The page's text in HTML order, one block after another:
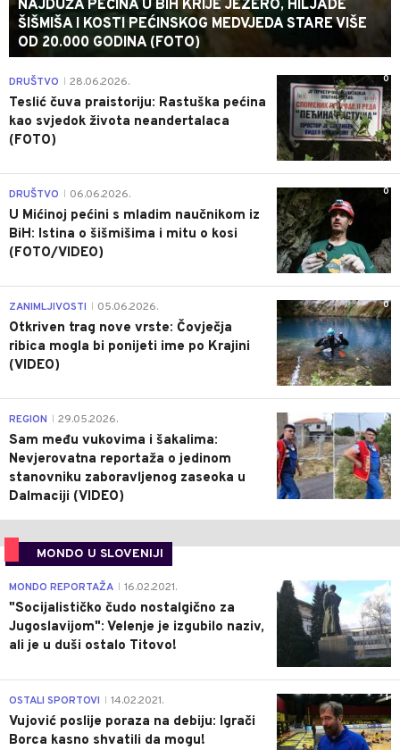
NAJDUŽA PEĆINA U BIH KRIJE JEZERO, HILJADE
ŠIŠMIŠA I KOSTI PEĆINSKOG MEDVJEDA STARE VIŠE
OD 20.000 GODINA (FOTO)
0
DRUŠTVO 28.06.2026.
Teslić čuva praistoriju: Rastuška pećina
kao svjedok života neandertalaca
(FOTO)
0
DRUŠTVO 06.06.2026.
U Mićinoj pećini s mladim naučnikom iz
BiH: Istina o šišmišima i mitu o kosi
(FOTO/VIDEO)
0
ZANIMLJIVOSTI 05.06.2026.
Otkriven trag nove vrste: Čovječja
ribica mogla bi ponijeti ime po Krajini
(VIDEO)
0
REGION 29.05.2026.
Sam među vukovima i šakalima:
Nevjerovatna reportaža o jedinom
stanovniku zaboravljenog zaseoka u
Dalmaciji (VIDEO)
MONDO U SLOVENIJI
4
MONDO REPORTAŽA 16.02.2021.
"Socijalističko čudo nostalgično za
Jugoslavijom": Velenje je izgubilo naziv,
ali je u duši ostalo Titovo!
1
OSTALI SPORTOVI 14.02.2021.
Vujović poslije poraza na debiju: Igrači
Borca kasno shvatili da mogu!